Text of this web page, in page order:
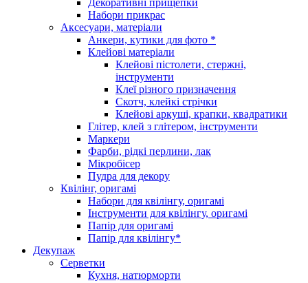
Набори прикрас
Аксесуари, матеріали
Анкери, кутики для фото *
Клейові матеріали
Клейові пістолети, стержні,
інструменти
Клеї різного призначення
Скотч, клейкі стрічки
Клейові аркуші, крапки, квадратики
Глітер, клей з глітером, інструменти
Маркери
Фарби, рідкі перлини, лак
Мікробісер
Пудра для декору
Квілінг, оригамі
Набори для квілінгу, оригамі
Інструменти для квілінгу, оригамі
Папір для оригамі
Папір для квілінгу*
Декупаж
Серветки
Кухня, натюрморти